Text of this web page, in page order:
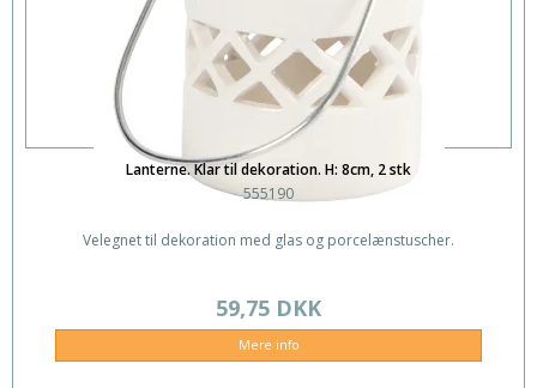
Lanterne. Klar til dekoration. H: 8cm, 2 stk
555190
Velegnet til dekoration med glas og porcelænstuscher.
59,75 DKK
Mere info